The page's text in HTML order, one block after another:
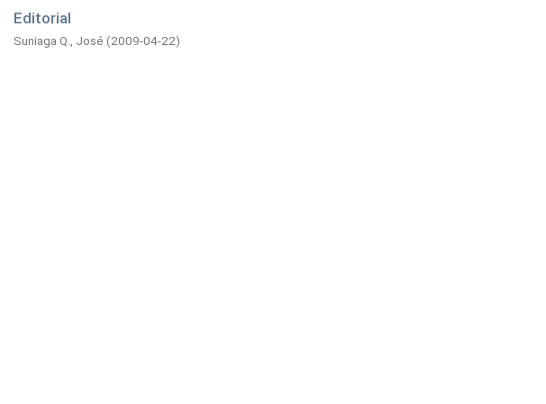
Editorial
Suniaga Q., José (2009-04-22)